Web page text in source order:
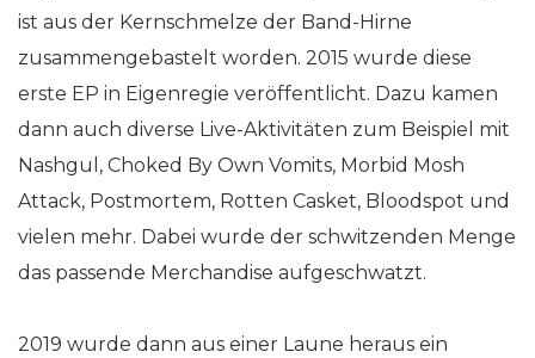
ist aus der Kernschmelze der Band-Hirne
zusammengebastelt worden. 2015 wurde diese
erste EP in Eigenregie veröffentlicht. Dazu kamen
dann auch diverse Live-Aktivitäten zum Beispiel mit
Nashgul, Choked By Own Vomits, Morbid Mosh
Attack, Postmortem, Rotten Casket, Bloodspot und
vielen mehr. Dabei wurde der schwitzenden Menge
das passende Merchandise aufgeschwatzt.
2019 wurde dann aus einer Laune heraus ein